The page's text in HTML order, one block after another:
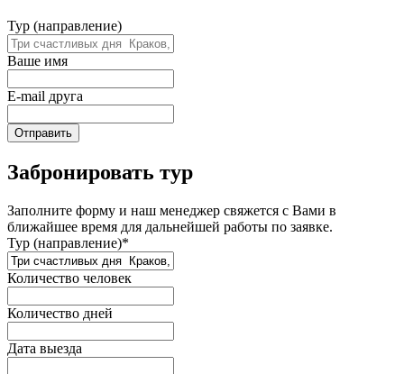
Тур (направление)
Ваше имя
E-mail друга
Отправить
Забронировать тур
Заполните форму и наш менеджер свяжется с Вами в
ближайшее время для дальнейшей работы по заявке.
Тур (направление)*
Количество человек
Количество дней
Дата выезда